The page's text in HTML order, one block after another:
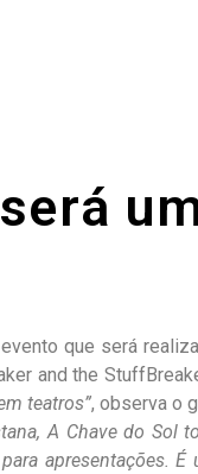
que será
and the
teatros”, observa o
A Chave do Sol
apresentações.